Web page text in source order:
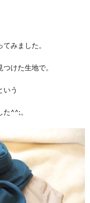
みました。
けた生地で。
いう
^^;。